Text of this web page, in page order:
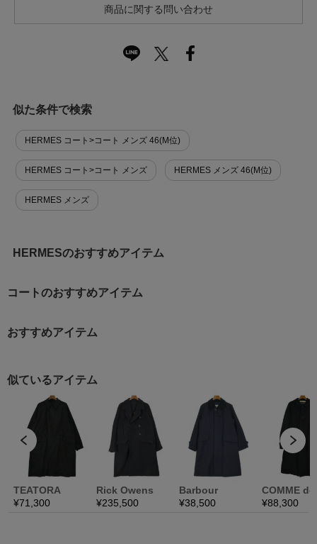
商品に関する問い合わせ
似た条件で検索
HERMES コート>コート メンズ 46(M位)
HERMES コート>コート メンズ HERMES メンズ 46(M位)
HERMES メンズ
HERMESのおすすめアイテム
コートのおすすめアイテム
おすすめアイテム